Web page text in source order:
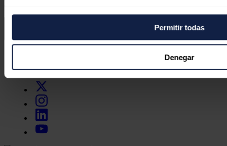
Identificar su dispositivo analizándolo activamente
específicas (huellas digitales)
Obtenga más información sobre cómo se procesan sus
preferencias en lasección de datos. Puede cambiar o
momento en la Declaración de cookies.
Las cookies de este sitio web se usan para personalizar el
funciones de redes sociales y analizar el tráfico. Además,
uso que haga del sitio web con nuestros partners de redes
Permitir todas
Denegar